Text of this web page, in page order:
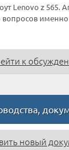
Lenovo z 565.
именно
к
новый